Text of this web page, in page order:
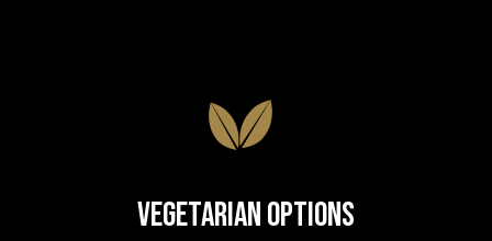
Vegetarian Options